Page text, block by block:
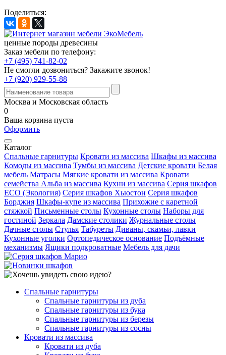
Поделиться:
ценные породы древесины
Заказ мебели по телефону:
+7 (495) 741-82-02
Не смогли дозвониться? Закажите звонок!
+7 (920) 929-55-88
Москва и Московская область
0
Ваша корзина пуста
Оформить
Каталог
Спальные гарнитуры Кровати из массива Шкафы из массива
Комоды из массива Тумбы из массива Детские кровати Белая
мебель Матрасы Мягкие кровати из массива Кровати
семейства Альба из массива Кухни из массива Серия шкафов
ECO (Экология) Серия шкафов Хьюстон Серия шкафов
Борджия Шкафы-купе из массива Прихожие с каретной
стяжкой Письменные столы Кухонные столы Наборы для
гостиной Зеркала Дамские столики Журнальные столы
Дачные столы Стулья Табуреты Диваны, скамьи, лавки
Кухонные уголки Ортопедическое основание Подъёмные
механизмы Ящики подкроватные Мебель для дачи
Спальные гарнитуры
Спальные гарнитуры из дуба
Спальные гарнитуры из бука
Спальные гарнитуры из березы
Спальные гарнитуры из сосны
Кровати из массива
Кровати из дуба